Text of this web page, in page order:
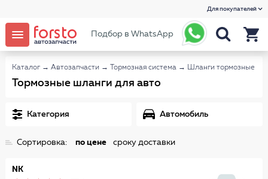
Для покупателей
Подбор в WhatsApp
Каталог → Автозапчасти → Тормозная система → Шланги тормозные
Тормозные шланги для авто
Категория Автомобиль
Сортировка: по цене сроку доставки
NK